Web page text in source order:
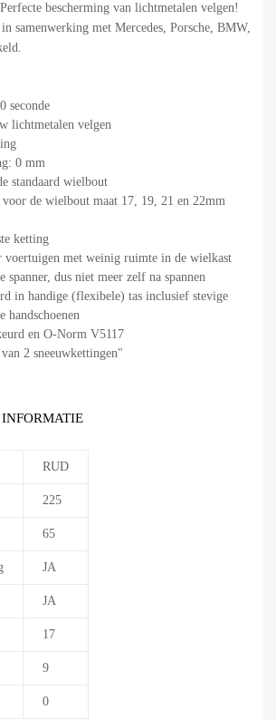
bescherming van lichtmetalen velgen!
samenwerking met Mercedes, Porsche, BMW,
seconde
lichtmetalen velgen
0 mm
standaard wielbout
voor de wielbout maat 17, 19, 21 en 22mm
ketting
voertuigen met weinig ruimte in de wielkast
spanner, dus niet meer zelf na spannen
in handige (flexibele) tas inclusief stevige
handschoenen
en O-Norm V5117
2 sneeuwkettingen"
RUD
225
65
JA
JA
17
9
0